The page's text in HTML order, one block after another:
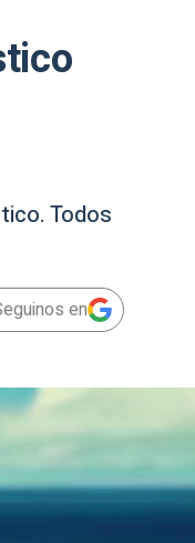
Todos
en